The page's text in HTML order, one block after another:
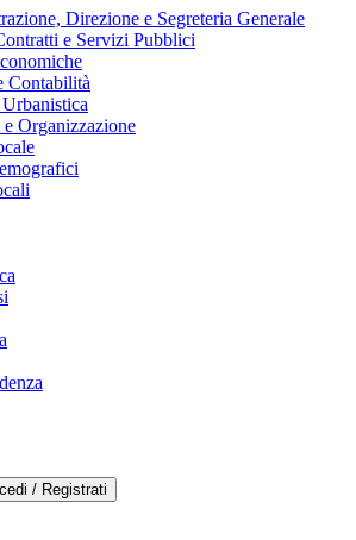
Direzione e Segreteria Generale
e Servizi Pubblici
Contabilità
e Organizzazione
/ Registrati